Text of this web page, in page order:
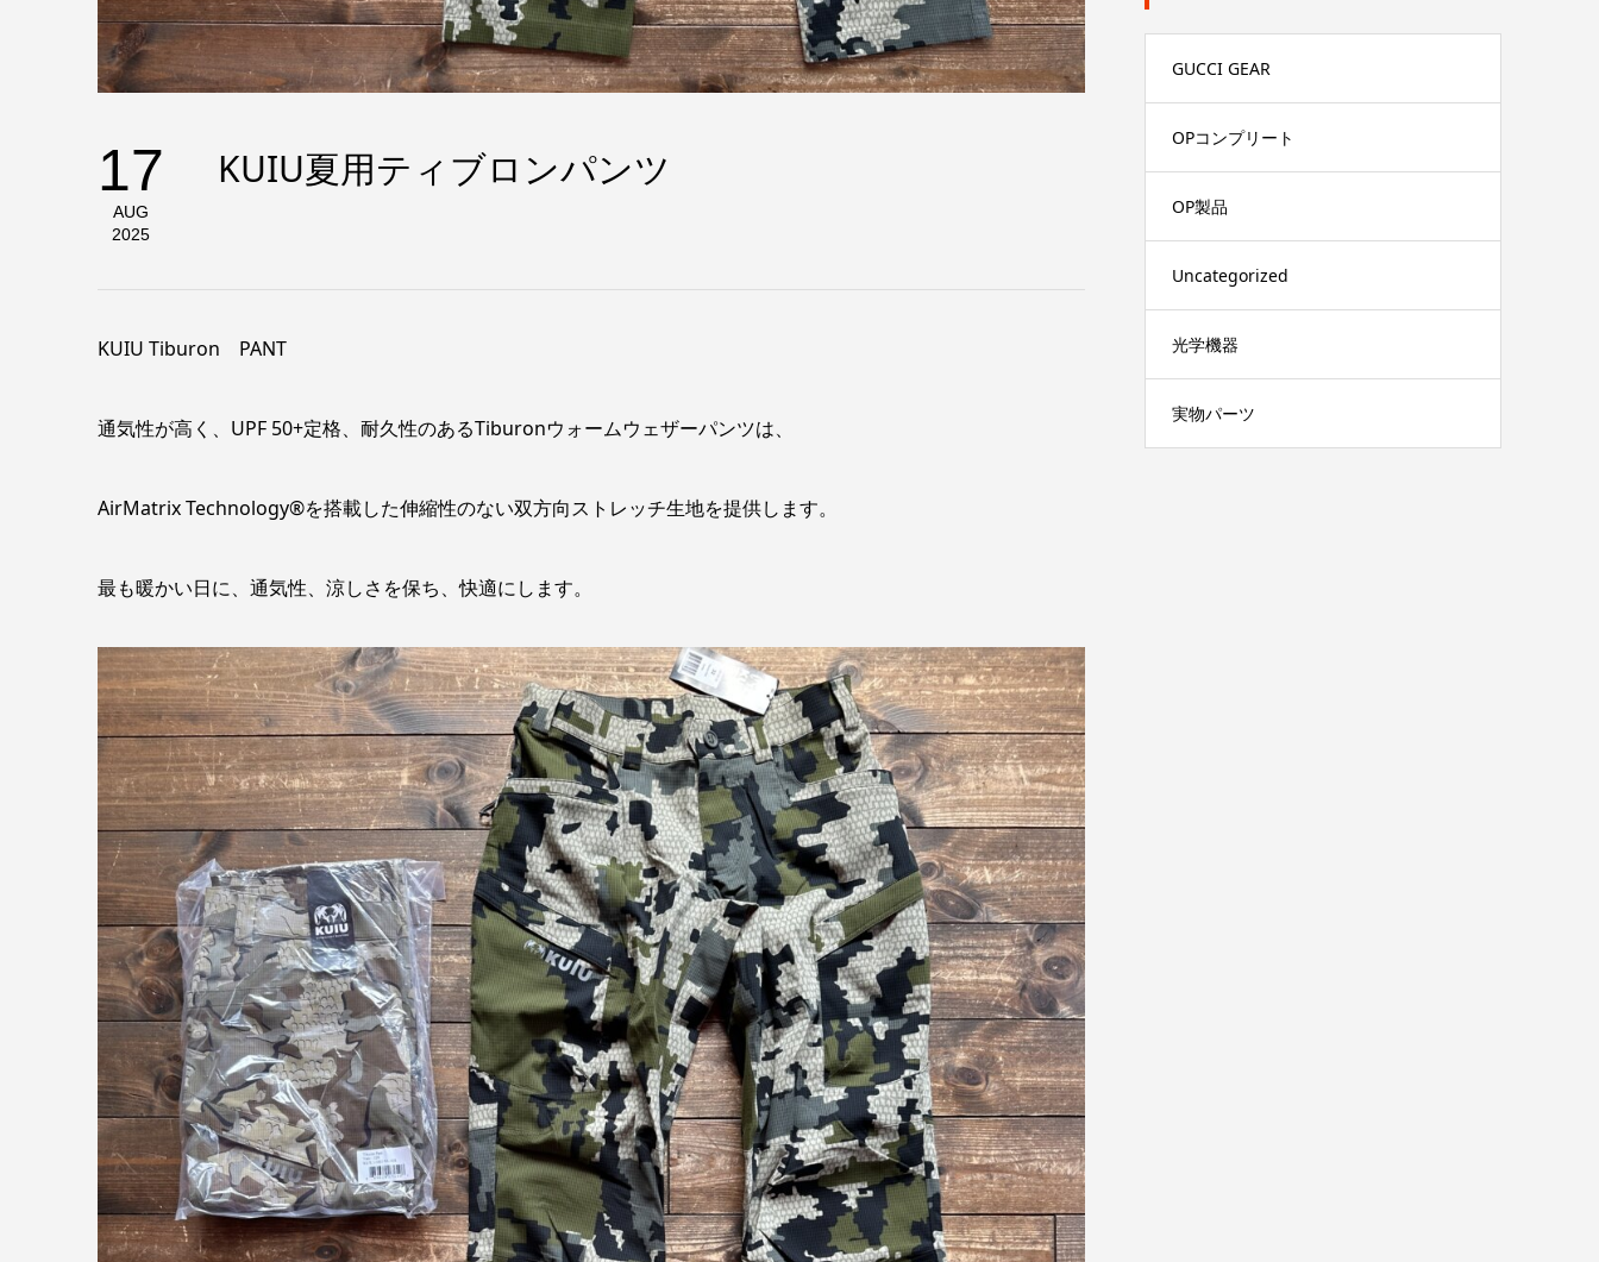
17
AUG
2025
KUIU夏用ティブロンパンツ
KUIU Tiburon PANT
通気性が高く、UPF 50+定格、耐久性のあるTiburonウォームウェザーパンツは、
AirMatrix Technology®を搭載した伸縮性のない双方向ストレッチ生地を提供します。
最も暖かい日に、通気性、涼しさを保ち、快適にします。
GUCCI GEAR
OPコンプリート
OP製品
Uncategorized
光学機器
実物パーツ